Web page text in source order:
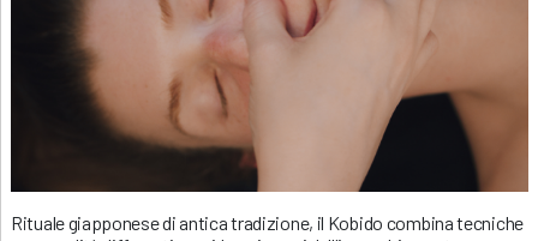
Rituale giapponese di antica tradizione, il Kobido combina tecniche